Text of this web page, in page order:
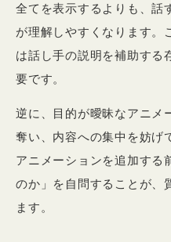
全てを表示するよりも、話
が理解しやすくなります。
は話し手の説明を補助する
要です。
逆に、目的が曖昧なアニメ
奪い、内容への集中を妨げ
アニメーションを追加する
のか」を自問することが、
ます。